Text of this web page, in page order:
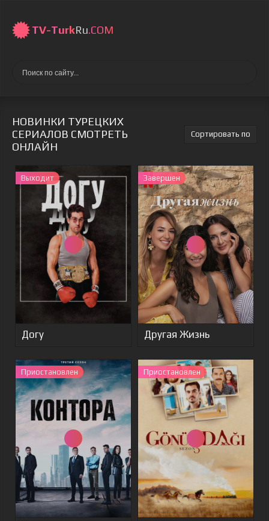
TV-TurkRu.COM
НОВИНКИ ТУРЕЦКИХ
СЕРИАЛОВ СМОТРЕТЬ
ОНЛАЙН
Выходит
Догу
Завершен
Другая Жизнь
Приостановлен Приостановлен